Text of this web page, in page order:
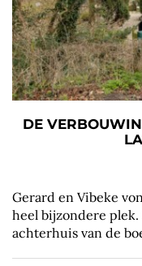
DE
Gerard en Vibeke
heel bijzondere
achterhuis van de